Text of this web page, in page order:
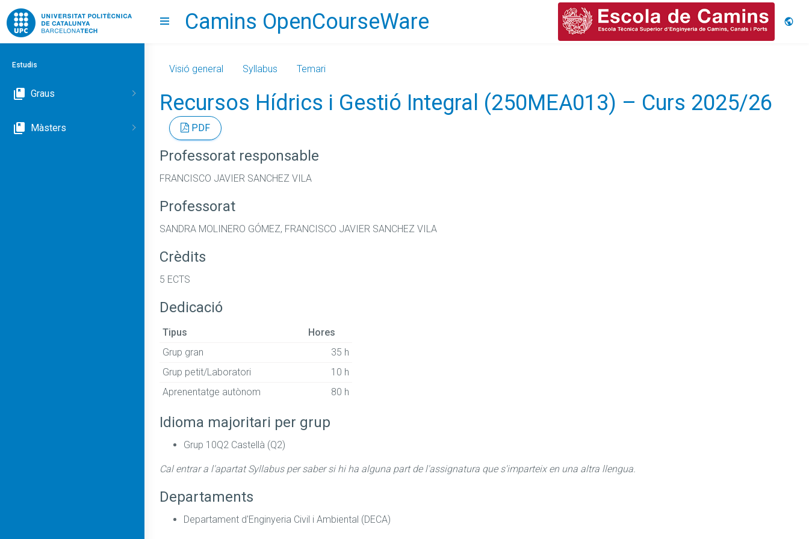
Go to upc.edu Show menuCamins OpenCourseWare
Estudis
Graus
Màsters
Visió general Syllabus Temari
Recursos Hídrics i Gestió Integral (250MEA013) – Curs 2025/26
PDF
Professorat responsable
FRANCISCO JAVIER SANCHEZ VILA
Professorat
SANDRA MOLINERO GÓMEZ, FRANCISCO JAVIER SANCHEZ VILA
Crèdits
5 ECTS
Dedicació
Tipus
Hores
Grup gran
35 h
Grup petit/Laboratori
10 h
Aprenentatge autònom
80 h
Idioma majoritari per grup
Grup 10Q2 Castellà (Q2)
Cal entrar a l'apartat Syllabus per saber si hi ha alguna part de l'assignatura que s'imparteix en una altra llengua.
Departaments
Departament d'Enginyeria Civil i Ambiental (DECA)